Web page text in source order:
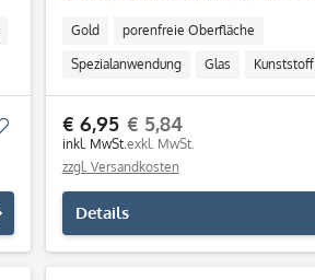
Merken
Gold porenfreie Oberfläche
Spezialanwendung Glas Kunststoff
€ 6,95
inkl. MwSt.
€ 5,84
exkl. MwSt.
zzgl. Versandkosten
Details